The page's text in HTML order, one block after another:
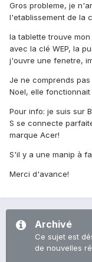
Gros probleme, je
l'etablissement de la
la tablette trouve
avec la clé WEP, la
j'ouvre une fenetre,
Je ne comprends
Noel, elle
Pour info: je suis sur
S se connecte
marque Acer!
S'il y a une manip à
Merci d'avance!
Archivé
Ce sujet est
de nouvelles